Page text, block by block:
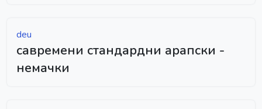
deu
савремени стандардни арапски -
немачки